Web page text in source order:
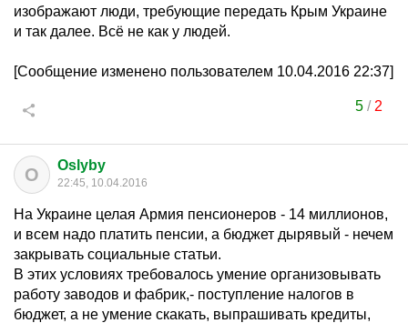
изображают люди, требующие передать Крым Украине
и так далее. Всё не как у людей.
[Сообщение изменено пользователем 10.04.2016 22:37]
5/ 2
O Oslyby
22:45, 10.04.2016
На Украине целая Армия пенсионеров - 14 миллионов,
и всем надо платить пенсии, а бюджет дырявый - нечем
закрывать социальные статьи.
В этих условиях требовалось умение организовывать
работу заводов и фабрик,- поступление налогов в
бюджет, а не умение скакать, выпрашивать кредиты,